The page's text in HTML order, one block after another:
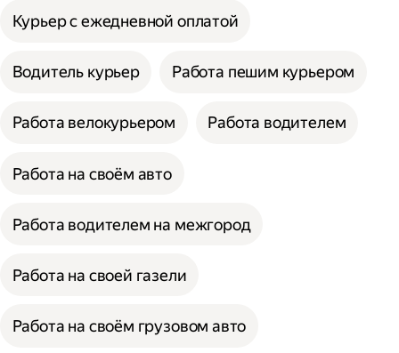
Курьер с ежедневной оплатой
Водитель курьер Работа пешим курьером
Работа велокурьером Работа водителем
Работа на своём авто
Работа водителем на межгород
Работа на своей газели
Работа на своём грузовом авто